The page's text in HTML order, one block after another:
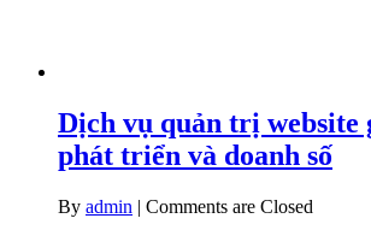
Dịch vụ quản trị website
phát triển và doanh số
By admin | Comments are Closed